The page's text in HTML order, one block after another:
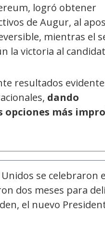
logró obtener
de Augur, al
mientras el
la victoria al
resultados
dando
opciones más
se celebraron
dos meses para
el nuevo